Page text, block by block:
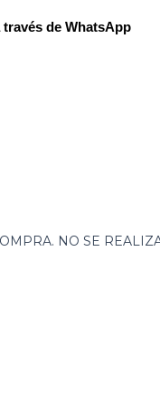
de WhatsApp
NO SE